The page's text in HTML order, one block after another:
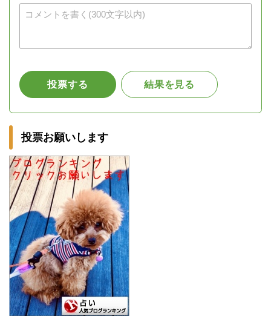
投票お願いします